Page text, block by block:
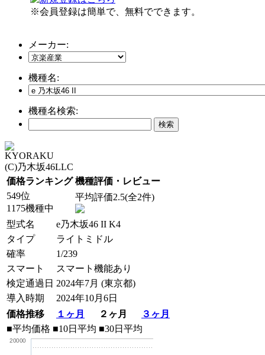
※会員登録は簡単で、無料でできます。
メーカー:
機種名:
機種名検索:
KYORAKU
(C)乃木坂46LLC
価格ランキング 機種評価・レビュー
549位
1175機種中
平均評価2.5(全2件)
型式名
e乃木坂46 II K4
タイプ
ライトミドル
確率
1/239
スマート
スマート機能あり
検定通過日 2024年7月 (東京都)
導入時期
2024年10月6日
価格推移
１ヶ月 ２ヶ月
３ヶ月
■平均価格 ■10日平均 ■30日平均
20000